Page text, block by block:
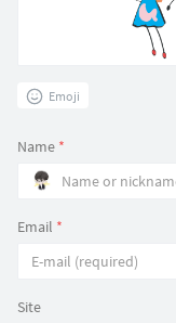
Emoji
Name *
Email *
Site